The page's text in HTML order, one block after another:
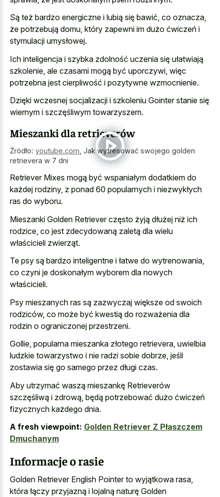
Są też bardzo energiczne i lubią się bawić, co oznacza,
że potrzebują domu, który zapewni im dużo ćwiczeń i
stymulacji umysłowej.
Ich inteligencja i szybka zdolność uczenia się ułatwiają
szkolenie, ale czasami mogą być uporczywi, więc
potrzebna jest cierpliwość i pozytywne wzmocnienie.
Dzięki wczesnej socjalizacji i szkoleniu Gointer stanie się
wiernym i szczęśliwym towarzyszem.
Mieszanki dla retrieverów
Źródło: youtube.com Jak wytresować swojego golden
retrievera w 7 dni
Retriever Mixes mogą być wspaniałym dodatkiem do
każdej rodziny, z ponad 60 popularnych i niezwykłych
ras do wyboru.
Mieszanki Golden Retriever często żyją dłużej niż ich
rodzice, co jest zdecydowaną zaletą dla wielu
właścicieli zwierząt.
Te psy są bardzo inteligentne i łatwe do wytrenowania,
co czyni je doskonałym wyborem dla nowych
właścicieli.
Psy mieszanych ras są zazwyczaj większe od swoich
rodziców, co może być kwestią do rozważenia dla
rodzin o ograniczonej przestrzeni.
Gollie, popularna mieszanka złotego retrievera, uwielbia
ludzkie towarzystwo i nie radzi sobie dobrze, jeśli
zostawia się go samego przez długi czas.
Aby utrzymać waszą mieszankę Retrieverów
szczęśliwą i zdrową, będą potrzebować dużo ćwiczeń
fizycznych każdego dnia.
A fresh viewpoint: Golden Retriever Z Płaszczem
Dmuchanym
Informacje o rasie
Golden Retriever English Pointer to wyjątkowa rasa,
która łączy przyjazną i lojalną naturę Golden